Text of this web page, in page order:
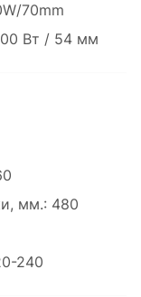
70mm
Вт / 54 мм
мм.: 480
240